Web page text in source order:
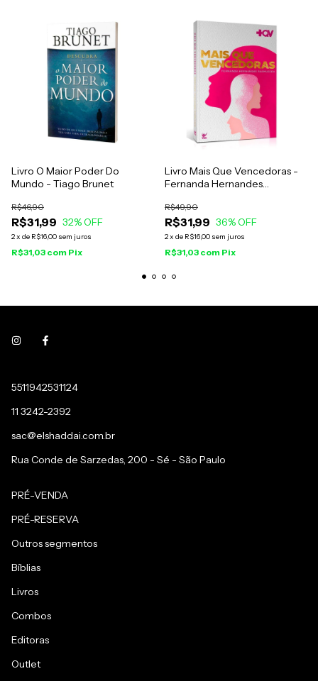
Livro O Maior Poder Do
Mundo - Tiago Brunet
R$31,99
R$46,90
32% OFF
2x de R$16,00 sem juros
R$31,03 com Pix
Livro Mais Que Vencedoras -
Fernanda Hernandes
R$31,99
R$49,90
36% OFF
2x de R$16,00 sem juros
R$31,03 com Pix
5511942531124
11 3242-2392
sac@elshaddai.com.br
Rua Conde de Sarzedas, 200 - Sé - São Paulo
PRÉ-VENDA
PRÉ-RESERVA
Outros segmentos
Bíblias
Livros
Combos
Editoras
Outlet